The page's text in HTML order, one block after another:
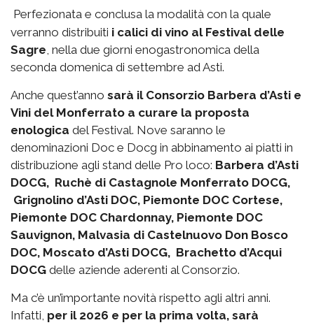
Perfezionata e conclusa la modalità con la quale
verranno distribuiti i calici di vino al Festival delle
Sagre, nella due giorni enogastronomica della
seconda domenica di settembre ad Asti.
Anche quest’anno sarà il Consorzio Barbera d’Asti e
Vini del Monferrato a curare la proposta
enologica del Festival. Nove saranno le
denominazioni Doc e Docg in abbinamento ai piatti in
distribuzione agli stand delle Pro loco: Barbera d’Asti
DOCG, Ruchè di Castagnole Monferrato DOCG,
Grignolino d’Asti DOC, Piemonte DOC Cortese,
Piemonte DOC Chardonnay, Piemonte DOC
Sauvignon, Malvasia di Castelnuovo Don Bosco
DOC, Moscato d’Asti DOCG, Brachetto d’Acqui
DOCG delle aziende aderenti al Consorzio.
Ma c’è un’importante novità rispetto agli altri anni.
Infatti, per il 2026 e per la prima volta, sarà